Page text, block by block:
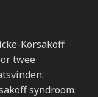
Korsakoff
twee
syndroom.